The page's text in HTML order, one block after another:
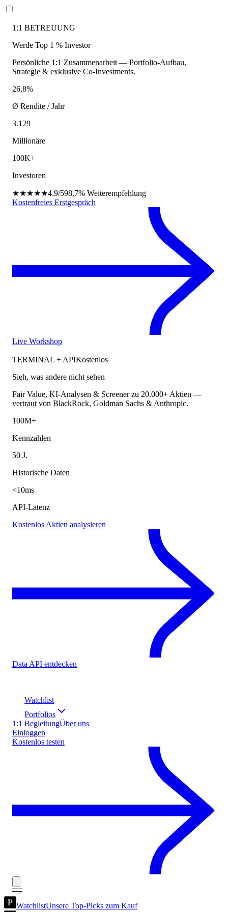
1:1 BETREUUNG
Werde Top 1 % Investor
Persönliche 1:1 Zusammenarbeit — Portfolio-Aufbau,
Strategie & exklusive Co-Investments.
26,8%
Ø Rendite / Jahr
3.129
Millionäre
100K+
Investoren
★★★★★4.9/598,7% Weiterempfehlung
Kostenfreies Erstgespräch
Live Workshop
TERMINAL + APIKostenlos
Sieh, was andere nicht sehen
Fair Value, KI-Analysen & Screener zu 20.000+ Aktien —
vertraut von BlackRock, Goldman Sachs & Anthropic.
100M+
Kennzahlen
50 J.
Historische Daten
<10ms
API-Latenz
Kostenlos Aktien analysieren
Data API entdecken
Watchlist
Portfolios
1:1 BegleitungÜber uns
Einloggen
Kostenlos testen
WatchlistUnsere Top-Picks zum Kauf